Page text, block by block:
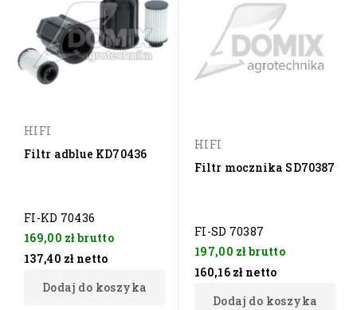
HIFI
Filtr adblue KD70436
FI-KD 70436
169,00 złbrutto
137,40 zł netto
Dodaj do koszyka
HIFI
Filtr mocznika SD70387
FI-SD 70387
197,00 złbrutto
160,16 zł netto
Dodaj do koszyka